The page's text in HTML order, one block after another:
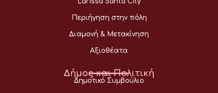
Περιήγηση στην πόλη
Διαμονή & Μετακίνηση
Αξιοθέατα
Δήμος και Πολιτική
Δημοτικό Συμβούλιο